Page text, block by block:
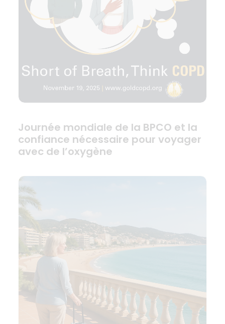
Journée mondiale de la BPCO et la
confiance nécessaire pour voyager
avec de l’oxygène